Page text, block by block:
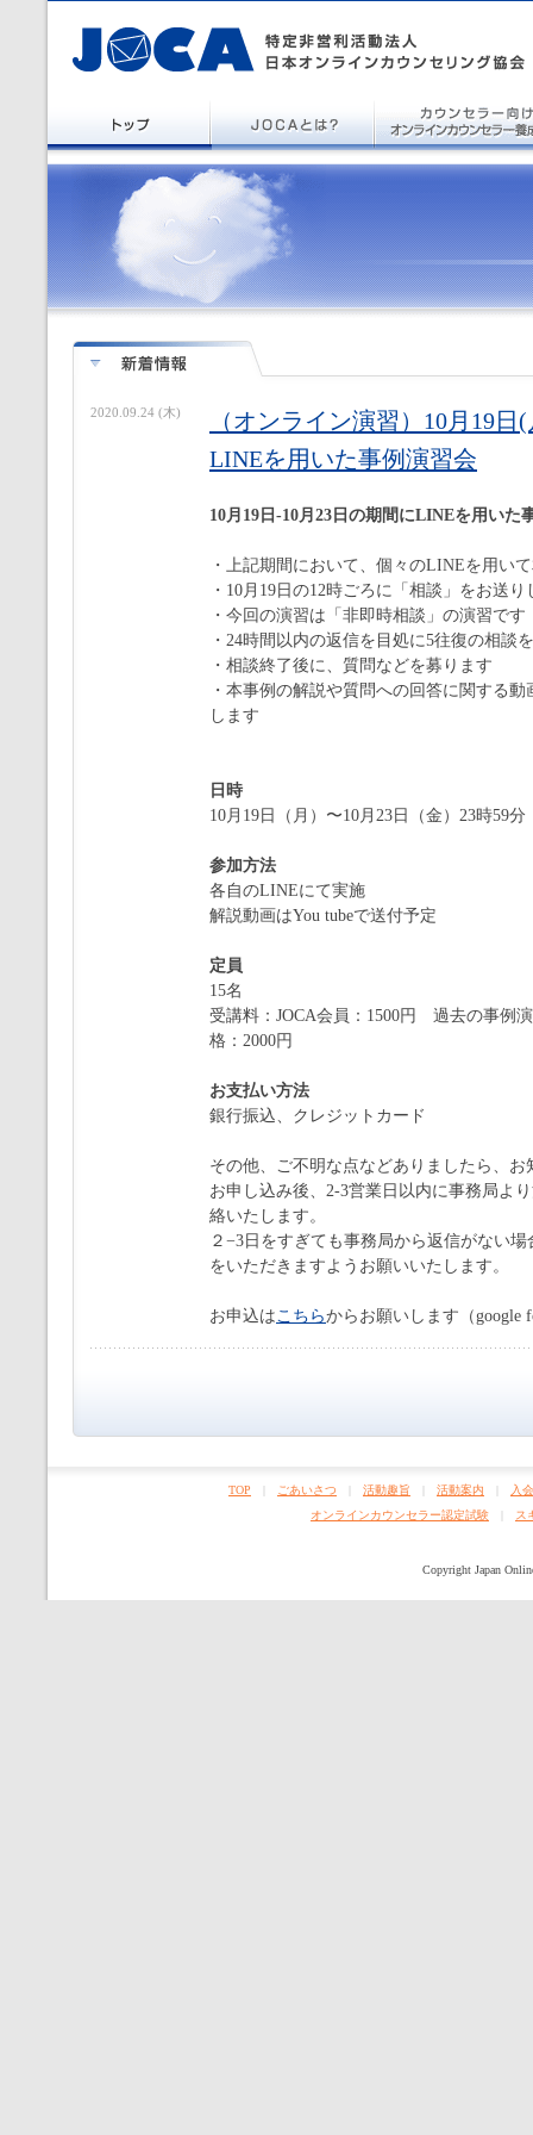
2020.09.24 (木)
（オンライン演習）10月19
LINEを用いた事例演習会
10月19日-10月23日の期間にLINEを用いた
・上記期間において、個々のLINEを用い
・10月19日の12時ごろに「相談」をお送り
・今回の演習は「非即時相談」の演習です
・24時間以内の返信を目処に5往復の相談
・相談終了後に、質問などを募ります
・本事例の解説や質問への回答に関する
します
日時
10月19日（月）〜10月23日（金）23時59分
参加方法
各自のLINEにて実施
解説動画はYou tubeで送付予定
定員
15名
受講料：JOCA会員：1500円 過去の事例
格：2000円
お支払い方法
銀行振込、クレジットカード
その他、ご不明な点などありましたら、お
お申し込み後、2-3営業日以内に事務局よ
絡いたします。
２−3日をすぎても事務局から返信がない
をいただきますようお願いいたします。
お申込はこちらからお願いします（google
TOP ごあいさつ 活動趣旨 活動案内
入
オンラインカウンセラー認定試験
ス
Copyright Japan